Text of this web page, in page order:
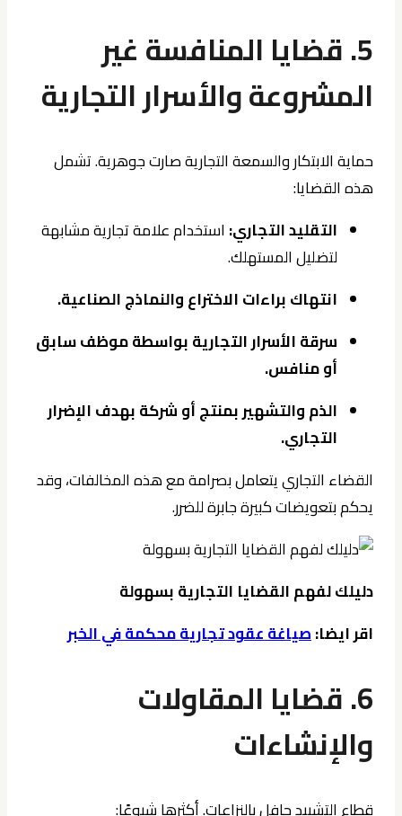
5. قضايا المنافسة غير
المشروعة والأسرار التجارية
حماية الابتكار والسمعة التجارية صارت جوهرية. تشمل
هذه القضايا:
التقليد التجاري: استخدام علامة تجارية مشابهة
لتضليل المستهلك.
انتهاك براءات الاختراع والنماذج الصناعية.
سرقة الأسرار التجارية بواسطة موظف سابق
أو منافس.
الذم والتشهير بمنتج أو شركة بهدف الإضرار
التجاري.
القضاء التجاري يتعامل بصرامة مع هذه المخالفات، وقد
يحكم بتعويضات كبيرة جابرة للضرر.
دليلك لفهم القضايا التجارية بسهولة
اقر ايضا:صياغة عقود تجارية محكمة في الخبر
6. قضايا المقاولات
والإنشاءات
قطاع التشييد حافل بالنزاعات. أكثرها شيوعًا: